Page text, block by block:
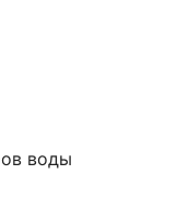
воды